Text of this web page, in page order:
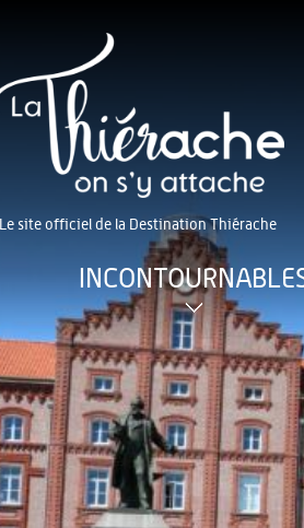
Le site officiel de la Destination Thiérache